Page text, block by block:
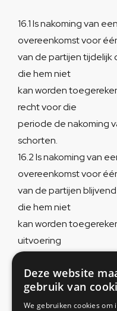
16.1 Is nakoming van
overeenkomst voor
van de partijen
die hem niet
kan worden
recht voor die
periode de nakoming
schorten.
16.2 Is nakoming van
overeenkomst voor
van de partijen
die hem niet
kan worden
uitvoering
van het werk te
redelijkheid te
andere partij gemaakte
Deze website
gebruik van
We gebruiken cookies om